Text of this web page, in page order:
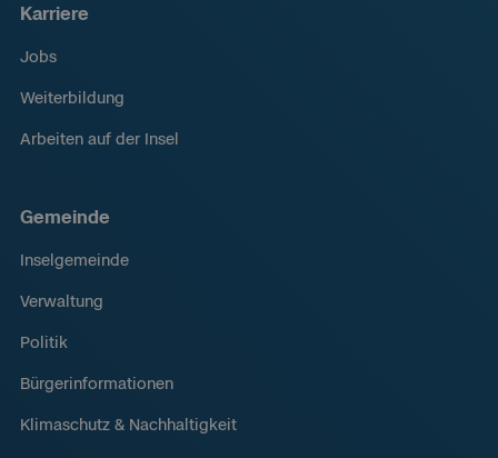
Karriere
Jobs
Weiterbildung
Arbeiten auf der Insel
Gemeinde
Inselgemeinde
Verwaltung
Politik
Bürgerinformationen
Klimaschutz & Nachhaltigkeit